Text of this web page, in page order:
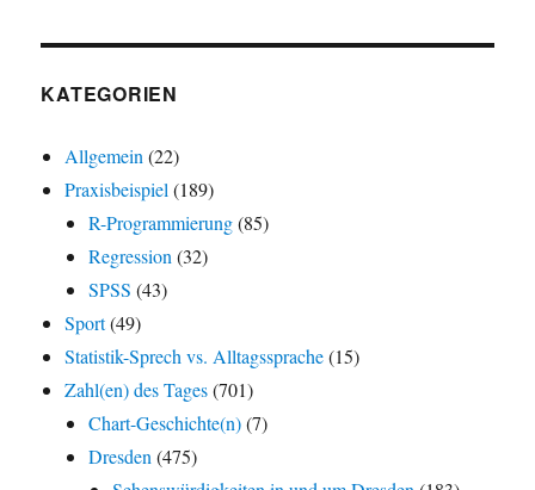
KATEGORIEN
Allgemein (22)
Praxisbeispiel (189)
R-Programmierung(85)
Regression (32)
SPSS (43)
Sport(49)
Statistik-Sprech vs. Alltagssprache(15)
Zahl(en) des Tages(701)
Chart-Geschichte(n)(7)
Dresden (475)